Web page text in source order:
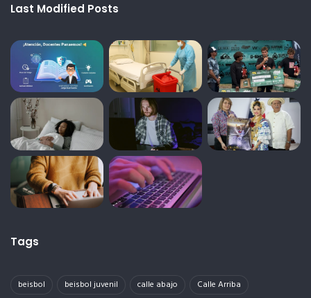
Last Modified Posts
Tags
beisbol beisbol juvenil calle abajo
Calle Arriba